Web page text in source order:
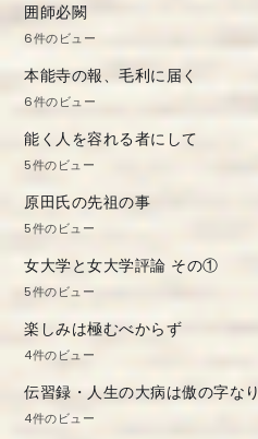
囲師必闕
6件のビュー
本能寺の報、毛利に届く
6件のビュー
能く人を容れる者にして
5件のビュー
原田氏の先祖の事
5件のビュー
女大学と女大学評論 その①
5件のビュー
楽しみは極むべからず
4件のビュー
伝習録・人生の大病は傲の字なり
4件のビュー